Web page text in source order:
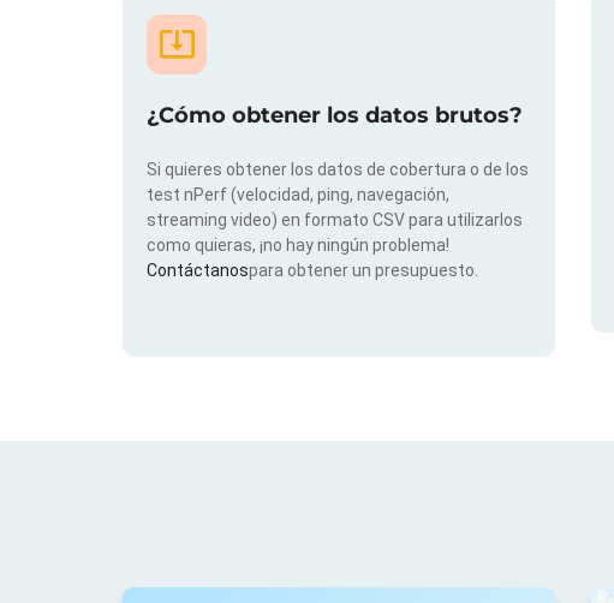
¿Cómo obtener los datos brutos?
Si quieres obtener los datos de cobertura o de los
test nPerf (velocidad, ping, navegación,
streaming video) en formato CSV para utilizarlos
como quieras, ¡no hay ningún problema!
Contáctanospara obtener un presupuesto.